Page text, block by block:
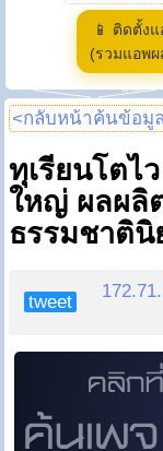
📱 ติดตั้ง
(รวมแอพ
<กลับหน้าค้นข้อมูล
ทุเรียนโตไ
ใหญ่ ผลผลิ
ธรรมชาตินิ
tweet